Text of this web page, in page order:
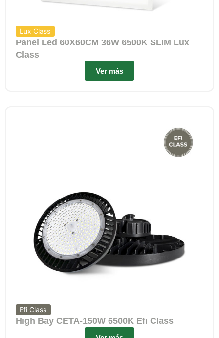
Lux Class
Panel Led 60X60CM 36W 6500K SLIM Lux
Class
Ver más
Efi Class
High Bay CETA-150W 6500K Efi Class